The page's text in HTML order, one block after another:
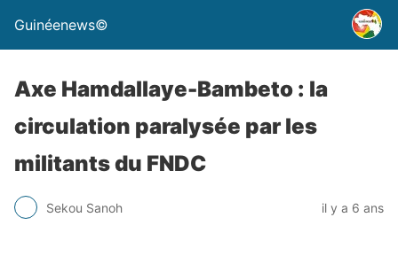
Guinéenews©
Axe Hamdallaye-Bambeto : la
circulation paralysée par les
militants du FNDC
Sekou Sanoh il y a 6 ans